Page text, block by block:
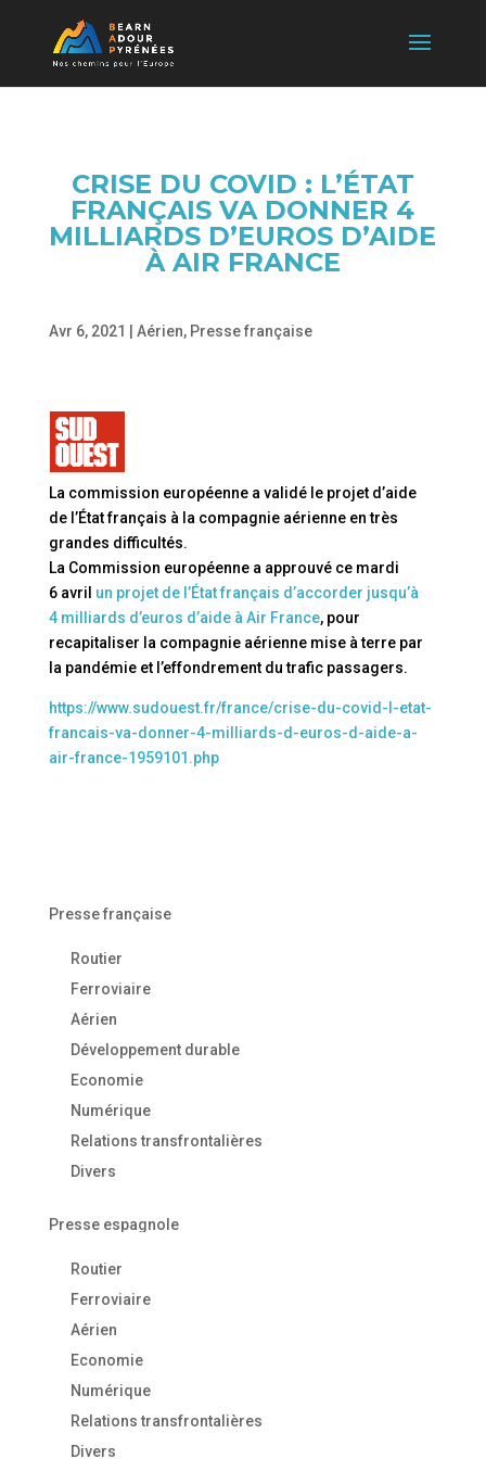
CRISE DU COVID : L’ÉTAT
FRANÇAIS VA DONNER 4
MILLIARDS D’EUROS D’AIDE
À AIR FRANCE
Avr 6, 2021 Aérien, Presse française
La commission européenne a validé le projet d’aide
de l’État français à la compagnie aérienne en très
grandes difficultés.
La Commission européenne a approuvé ce mardi
6 avril un projet de l’État français d’accorder jusqu’à
4 milliards d’euros d’aide à Air France, pour
recapitaliser la compagnie aérienne mise à terre par
la pandémie et l’effondrement du trafic passagers.
https://www.sudouest.fr/france/crise-du-covid-l-etat-
francais-va-donner-4-milliards-d-euros-d-aide-a-
air-france-1959101.php
Presse française
Routier
Ferroviaire
Aérien
Développement durable
Economie
Numérique
Relations transfrontalières
Divers
Presse espagnole
Routier
Ferroviaire
Aérien
Economie
Numérique
Relations transfrontalières
Divers